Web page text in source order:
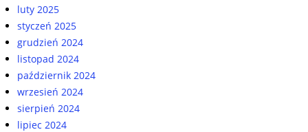
luty 2025
styczeń 2025
grudzień 2024
listopad 2024
październik 2024
wrzesień 2024
sierpień 2024
lipiec 2024